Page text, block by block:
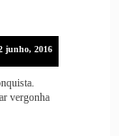
junho, 2016
vergonha